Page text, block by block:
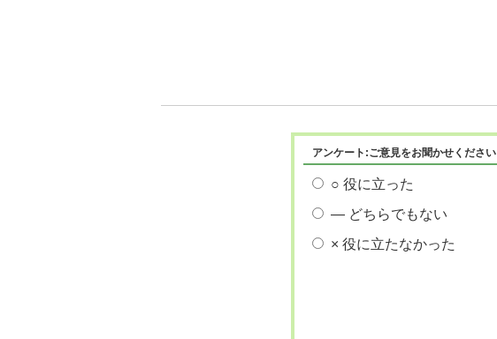
アンケート:ご意見をお聞かせください
○ 役に立った
― どちらでもない
× 役に立たなかった